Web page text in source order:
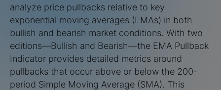
analyze price pullbacks relative to key
exponential moving averages (EMAs) in both
bullish and bearish market conditions. With two
editions—Bullish and Bearish—the EMA Pullback
Indicator provides detailed metrics around
pullbacks that occur above or below the 200-
period Simple Moving Average (SMA). This